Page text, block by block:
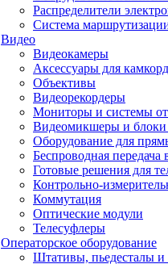
Распределители
Система
Видео
Видеокамеры
Аксессуары для
Объективы
Видеорекордеры
Мониторы и системы
Видеомикшеры и блоки
Оборудование для
Беспроводная передача
Готовые решения для
Контрольно-
Коммутация
Оптические модули
Телесуфлеры
Операторское оборудование
Штативы, пьедесталы и